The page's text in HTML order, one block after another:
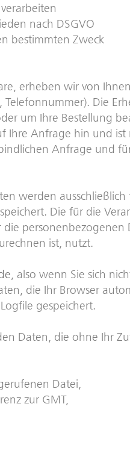
nach DSGVO
bestimmten Zweck
erheben wir von
Die
um Ihre Bestellung
Anfrage hin und ist
Anfrage und
werden
Die für die
personenbezogenen
ist, nutzt.
, also wenn Sie sich
die Ihr Browser
gespeichert.
Daten, die ohne Ihr
Datei,
zur GMT,